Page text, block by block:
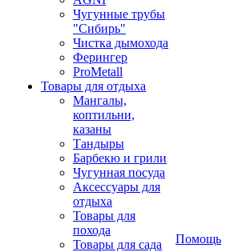
Чугунные трубы
"Сибирь"
Чистка дымохода
Ферингер
ProMetall
Товары для отдыха
Мангалы,
коптильни,
казаны
Тандыры
Барбекю и грили
Чугунная посуда
Аксессуары для
отдыха
Товары для
похода
Товары для сада
Помощь